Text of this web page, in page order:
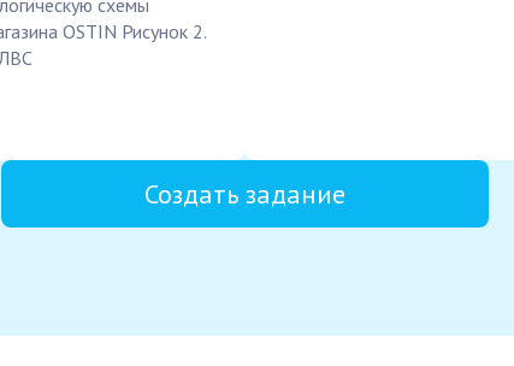
схемы
OSTIN Рисунок 2.
Создать задание